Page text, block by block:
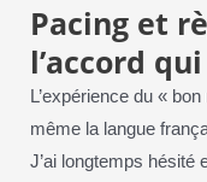
Pacing et
l’accord
L’expérience du «
même la langue
J’ai longtemps hésité